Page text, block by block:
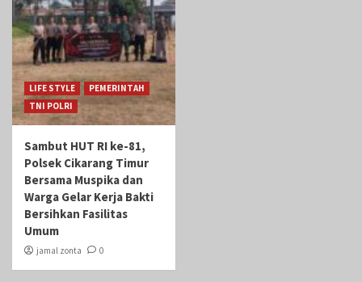
LIFE STYLE
PEMERINTAH
TNI POLRI
Sambut HUT RI ke-81,
Polsek Cikarang Timur
Bersama Muspika dan
Warga Gelar Kerja Bakti
Bersihkan Fasilitas
Umum
jamal zonta 0